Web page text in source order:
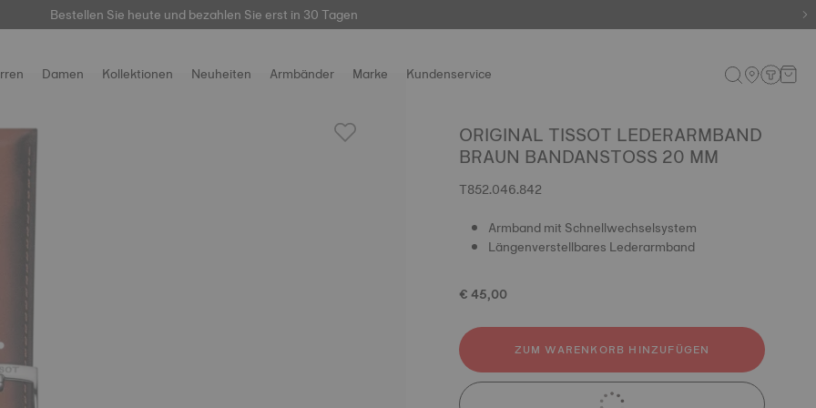
hier
Bestellen Sie heute und bezahlen Sie erst in 30 Tagen
Damen Kollektionen Neuheiten Armbänder Marke Kundenservice
ORIGINAL TISSOT LEDERARMBAND
BRAUN BANDANSTOSS 20 MM
T852.046.842
Armband mit Schnellwechselsystem
Längenverstellbares Lederarmband
€ 45,00
ZUM WARENKORB HINZUFÜGEN